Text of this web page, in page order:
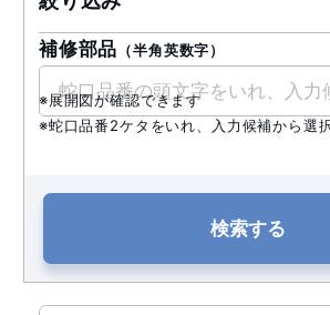
補修部品 （半角英数字）
※展開図が確認できます
※蛇口品番2ケタをいれ、入力候補から選
検索する